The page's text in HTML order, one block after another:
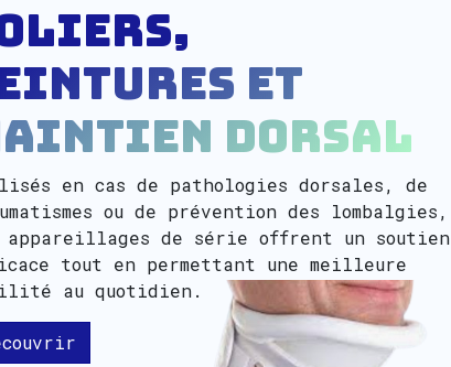
et
dorsal
en cas de pathologies dorsales, de
ou de prévention des lombalgies,
appareillages de série offrent un soutien
tout en permettant une meilleure
au quotidien.